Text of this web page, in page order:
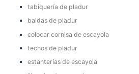
tabiquería de pladur
baldas de pladur
colocar cornisa de escayola
techos de pladur
estanterías de escayola